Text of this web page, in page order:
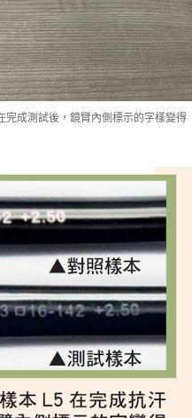
成測試後，鏡臂內側標示的字樣變得